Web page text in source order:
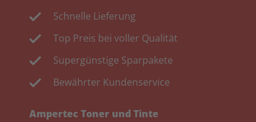
Schnelle Lieferung
Top Preis bei voller Qualität
Supergünstige Sparpakete
Bewährter Kundenservice
Ampertec Toner und Tinte